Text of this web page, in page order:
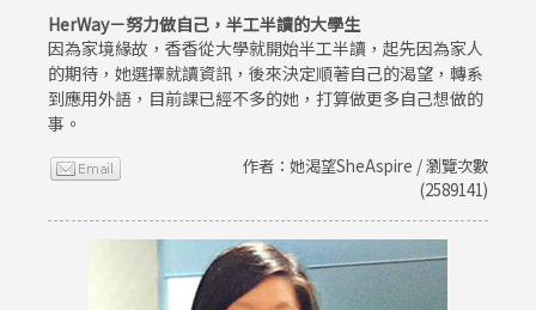
HerWay－努力做自己，半工半讀的大學生
因為家境緣故，香香從大學就開始半工半讀，起先因為家人
的期待，她選擇就讀資訊，後來決定順著自己的渴望，轉系
到應用外語，目前課已經不多的她，打算做更多自己想做的
事。
作者：她渴望SheAspire / 瀏覽次數
(2589141)